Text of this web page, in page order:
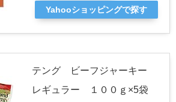
Yahooショッピングで探す
テング ビーフジャーキー
レギュラー １００ｇ×5袋